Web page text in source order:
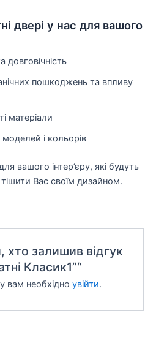
двері у нас для вашого
довговічність
пошкоджень та впливу
матеріали
і кольорів
вашого інтер’єру, які будуть
Вас своїм дизайном.
залишив відгук
Класик1”“
вам необхідноувійти.